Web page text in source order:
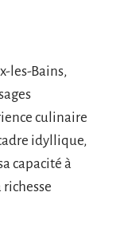
les-Bains,
culinaire
idyllique,
capacité à